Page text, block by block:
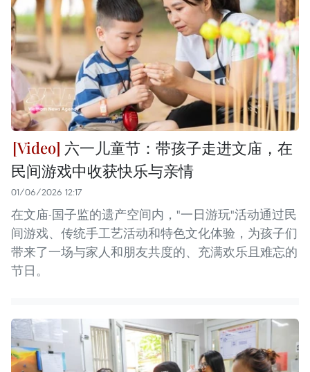
六一儿童节：带孩子走进文庙，在
民间游戏中收获快乐与亲情
01/06/2026 12:17
在文庙-国子监的遗产空间内，"一日游玩"活动通过民
间游戏、传统手工艺活动和特色文化体验，为孩子们
带来了一场与家人和朋友共度的、充满欢乐且难忘的
节日。